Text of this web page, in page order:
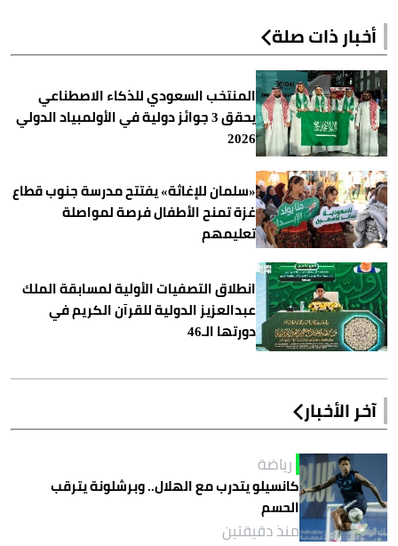
أخبار ذات صلة
المنتخب السعودي للذكاء الاصطناعي
يحقق 3 جوائز دولية في الأولمبياد الدولي
2026
«سلمان للإغاثة» يفتتح مدرسة جنوب قطاع
غزة تمنح الأطفال فرصة لمواصلة
تعليمهم
انطلاق التصفيات الأولية لمسابقة الملك
عبدالعزيز الدولية للقرآن الكريم في
دورتها الـ46
آخر الأخبار
رياضة
كانسيلو يتدرب مع الهلال.. وبرشلونة يترقب
الحسم
منذ دقيقتين